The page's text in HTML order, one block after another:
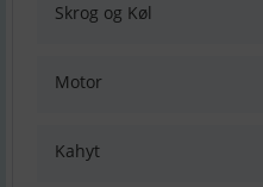
Skrog og Køl
Motor
Kahyt